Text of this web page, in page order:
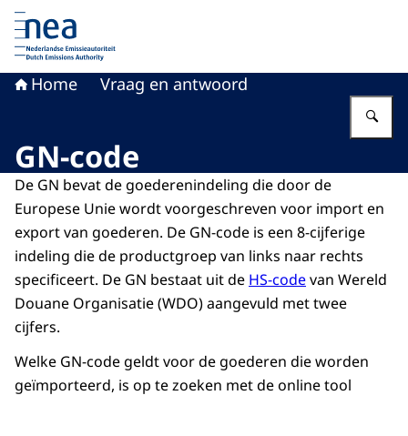
Naar de homepage van Nederlandse Emissieautoriteit
Home Vraag en antwoord
GN-code
De GN bevat de goederenindeling die door de
Europese Unie wordt voorgeschreven voor import en
export van goederen. De GN-code is een 8-cijferige
indeling die de productgroep van links naar rechts
specificeert. De GN bestaat uit de HS-codevan Wereld
Douane Organisatie (WDO) aangevuld met twee
cijfers.
Welke GN-code geldt voor de goederen die worden
geïmporteerd, is op te zoeken met de online tool